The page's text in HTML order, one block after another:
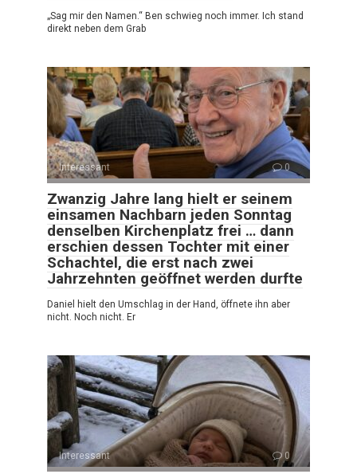
„Sag mir den Namen.“ Ben schwieg noch immer. Ich stand
direkt neben dem Grab
Interessant 0
Zwanzig Jahre lang hielt er seinem
einsamen Nachbarn jeden Sonntag
denselben Kirchenplatz frei … dann
erschien dessen Tochter mit einer
Schachtel, die erst nach zwei
Jahrzehnten geöffnet werden durfte
Daniel hielt den Umschlag in der Hand, öffnete ihn aber
nicht. Noch nicht. Er
Interessant 0